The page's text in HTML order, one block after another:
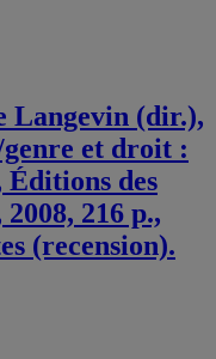
Langevin (dir.),
genre et droit :
des
216 p.,
(recension).